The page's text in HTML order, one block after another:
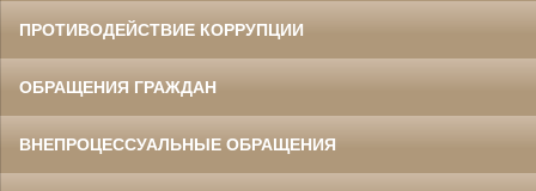
ПРОТИВОДЕЙСТВИЕ КОРРУПЦИИ
ОБРАЩЕНИЯ ГРАЖДАН
ВНЕПРОЦЕССУАЛЬНЫЕ ОБРАЩЕНИЯ